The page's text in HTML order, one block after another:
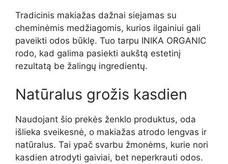
Tradicinis makiažas dažnai siejamas su
cheminėmis medžiagomis, kurios ilgainiui gali
paveikti odos būklę. Tuo tarpu INIKA ORGANIC
rodo, kad galima pasiekti aukštą estetinį
rezultatą be žalingų ingredientų.
Natūralus grožis kasdien
Naudojant šio prekės ženklo produktus, oda
išlieka sveikesnė, o makiažas atrodo lengvas ir
natūralus. Tai ypač svarbu žmonėms, kurie nori
kasdien atrodyti gaiviai, bet neperkrauti odos.